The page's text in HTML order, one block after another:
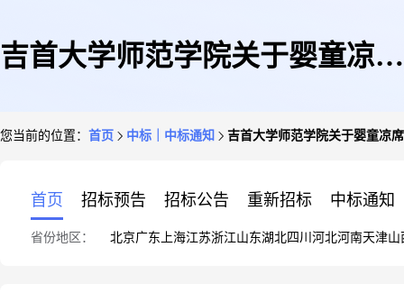
吉首大学师范学院关于婴童凉席
您当前的位置： 首页 中标｜中标通知 吉首大学师范学院关于婴童凉
首页 招标预告 招标公告 重新招标 中标通知
省份地区： 北京广东 上海江苏浙江山东湖北四川 河北河南天津山